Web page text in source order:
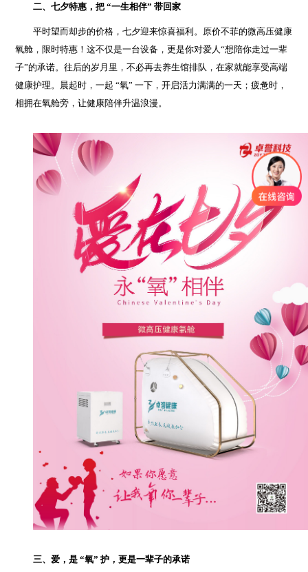
二、七夕特惠，把 “一生相伴” 带回家
平时望而却步的价格，七夕迎来惊喜福利。原价不菲的微高压健康
氧舱，限时特惠！这不仅是一台设备，更是你对爱人“想陪你走过一辈
子”的承诺。往后的岁月里，不必再去养生馆排队，在家就能享受高端
健康护理。晨起时，一起 “氧” 一下，开启活力满满的一天；疲惫时，
相拥在氧舱旁，让健康陪伴升温浪漫。
三、爱，是 “氧” 护，更是一辈子的承诺